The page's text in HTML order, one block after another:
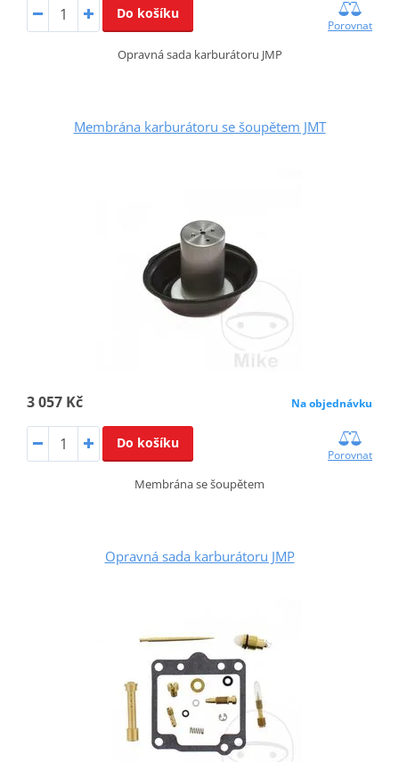
Do košíku
Porovnat
Opravná sada karburátoru JMP
Membrána karburátoru se šoupětem JMT
3 057 Kč Na objednávku
Do košíku
Porovnat
Membrána se šoupětem
Opravná sada karburátoru JMP